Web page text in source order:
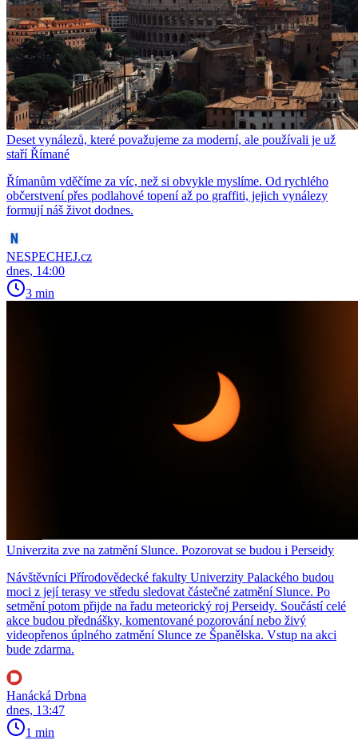
Deset vynálezů, které považujeme za moderní, ale používali je už
staří Římané
Římanům vděčíme za víc, než si obvykle myslíme. Od rychlého
občerstvení přes podlahové topení až po graffiti, jejich vynálezy
formují náš život dodnes.
NESPECHEJ.cz
dnes, 14:00
3 min
Univerzita zve na zatmění Slunce. Pozorovat se budou i Perseidy
Návštěvníci Přírodovědecké fakulty Univerzity Palackého budou
moci z její terasy ve středu sledovat částečné zatmění Slunce. Po
setmění potom přijde na řadu meteorický roj Perseidy. Součástí celé
akce budou přednášky, komentované pozorování nebo živý
videopřenos úplného zatmění Slunce ze Španělska. Vstup na akci
bude zdarma.
Hanácká Drbna
dnes, 13:47
1 min